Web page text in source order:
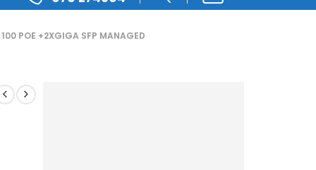
POE +2XGIGA SFP MANAGED